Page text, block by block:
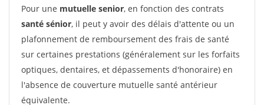
Pour une mutuelle senior, en fonction des contrats
santé sénior, il peut y avoir des délais d'attente ou un
plafonnement de remboursement des frais de santé
sur certaines prestations (généralement sur les forfaits
optiques, dentaires, et dépassements d'honoraire) en
l'absence de couverture mutuelle santé antérieur
équivalente.